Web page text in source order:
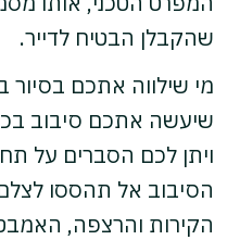
שהקבלן הבטיח לדייר.
מי שילווה אתכם בסיור
שיעשה אתכם סיבוב
ויתן לכם הסברים על
הסיבוב אל תהססו
הקירות והרצפה,